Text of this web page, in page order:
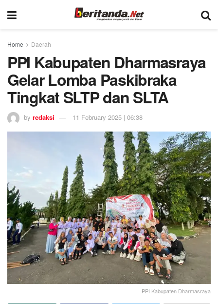
Home Daerah
PPI Kabupaten Dharmasraya
Gelar Lomba Paskibraka
Tingkat SLTP dan SLTA
by redaksi 11 February 2025 | 06:38
PPI Kabupaten Dharmasraya